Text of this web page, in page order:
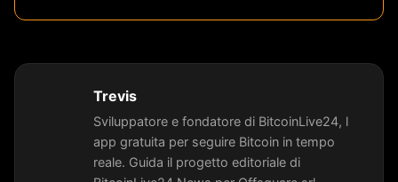
Trevis
Sviluppatore e fondatore di BitcoinLive24, l
app gratuita per seguire Bitcoin in tempo
reale. Guida il progetto editoriale di